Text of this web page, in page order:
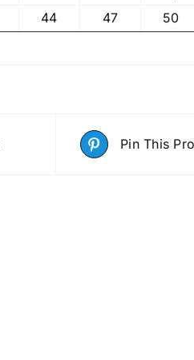
44 47 50
Pin This